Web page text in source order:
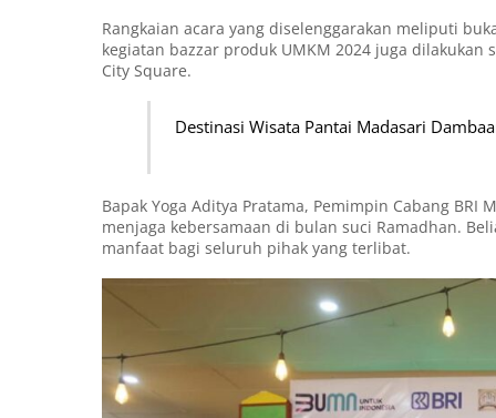
Rangkaian acara yang diselenggarakan meliputi
kegiatan bazzar produk UMKM 2024 juga
City Square.
Destinasi Wisata Pantai Madasari
Bapak Yoga Aditya Pratama, Pemimpin Cabang
menjaga kebersamaan di bulan suci Ramadhan.
manfaat bagi seluruh pihak yang terlibat.